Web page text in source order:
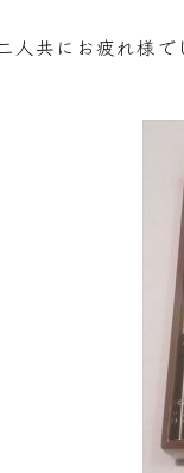
人共にお疲れ様